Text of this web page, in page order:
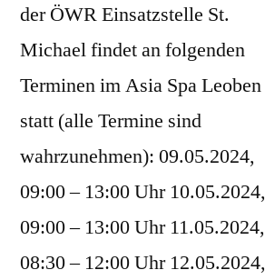
der ÖWR Einsatzstelle St.
Michael findet an folgenden
Terminen im Asia Spa Leoben
statt (alle Termine sind
wahrzunehmen): 09.05.2024,
09:00 – 13:00 Uhr 10.05.2024,
09:00 – 13:00 Uhr 11.05.2024,
08:30 – 12:00 Uhr 12.05.2024,